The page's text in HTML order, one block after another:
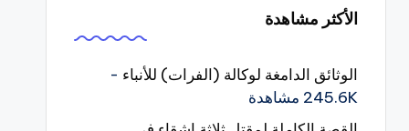
الأكثر مشاهدة
الوثائق الدامغة لوكالة (الفرات) للأنباء -
245.6K مشاهدة